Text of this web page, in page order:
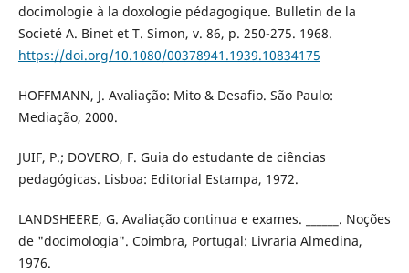
docimologie à la doxologie pédagogique. Bulletin de la
Societé A. Binet et T. Simon, v. 86, p. 250-275. 1968.
https://doi.org/10.1080/00378941.1939.10834175
HOFFMANN, J. Avaliação: Mito & Desafio. São Paulo:
Mediação, 2000.
JUIF, P.; DOVERO, F. Guia do estudante de ciências
pedagógicas. Lisboa: Editorial Estampa, 1972.
LANDSHEERE, G. Avaliação continua e exames. ______. Noções
de "docimologia". Coimbra, Portugal: Livraria Almedina,
1976.